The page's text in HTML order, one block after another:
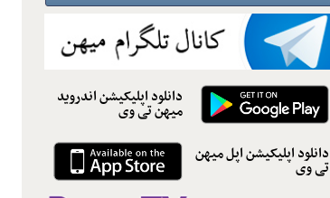
دانلود اپلیکیشن اندروید
میهن تی وی
دانلود اپلیکیشن اپل میهن
تی وی